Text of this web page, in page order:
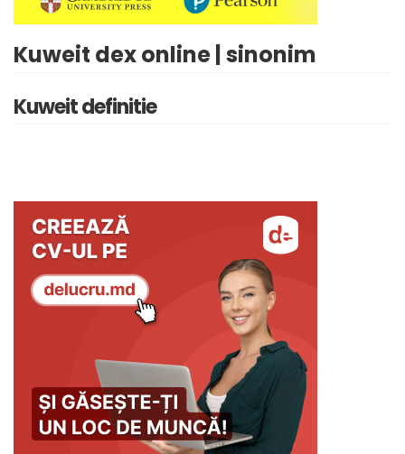
Kuweit dex online | sinonim
Kuweit definitie